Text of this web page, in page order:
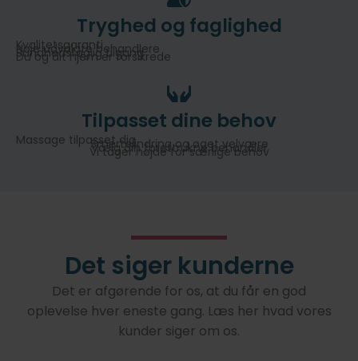
Tryghed og faglighed
Kvalitetsgaranti
Nøje udvalgte behandlere
Sundhedsfaglig tilgang
Du og dit hjem er forsikrede
Tilpasset dine behov
Massage tilpasset digSmertelindring og øget velvære
Vælg din forettrukne behandler
Vi tager højde for særlige behov
Det siger kunderne
Det er afgørende for os, at du får en god
oplevelse hver eneste gang. Læs her hvad vores
kunder siger om os.